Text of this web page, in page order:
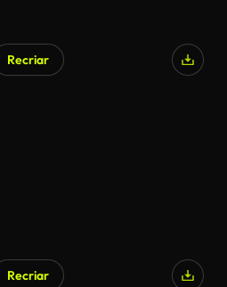
Recriar
Recriar